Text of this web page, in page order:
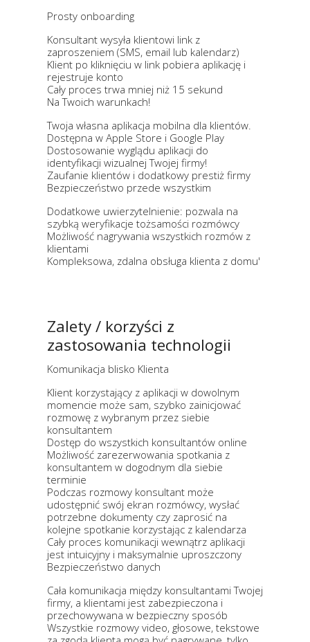
Prosty onboarding
Konsultant wysyła klientowi link z
zaproszeniem (SMS, email lub kalendarz)​
Klient po kliknięciu w link pobiera aplikację i
rejestruje konto​
Cały proces trwa mniej niż 15 sekund​
Na Twoich warunkach!
Twoja własna aplikacja mobilna dla klientów.
Dostępna w Apple Store i Google Play​
Dostosowanie wyglądu aplikacji do
identyfikacji wizualnej Twojej firmy!​
Zaufanie klientów i dodatkowy prestiż firmy​
Bezpieczeństwo przede wszystkim
Dodatkowe uwierzytelnienie: pozwala na
szybką weryfikacje tożsamości rozmówcy​
Możliwość nagrywania wszystkich rozmów z
klientami​
Kompleksowa, zdalna obsługa klienta z domu​'
Zalety / korzyści z
zastosowania technologii
Komunikacja blisko Klienta​
Klient korzystający z aplikacji w dowolnym
momencie może sam, szybko zainicjować
rozmowę z wybranym przez siebie
konsultantem​
Dostęp do wszystkich konsultantów online​
Możliwość zarezerwowania spotkania z
konsultantem w dogodnym dla siebie
terminie​
Podczas rozmowy konsultant może
udostępnić swój ekran rozmówcy, wysłać
potrzebne dokumenty czy zaprosić na
kolejne spotkanie korzystając z kalendarza​
Cały proces komunikacji wewnątrz aplikacji
jest intuicyjny i maksymalnie uproszczony​​
Bezpieczeństwo danych​
Cała komunikacja między konsultantami Twojej
firmy, a klientami jest zabezpieczona i
przechowywana w bezpieczny sposób​
Wszystkie rozmowy video, głosowe, tekstowe